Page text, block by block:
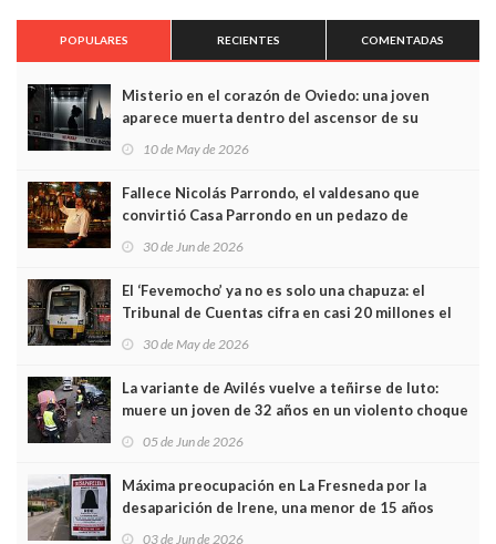
POPULARES RECIENTES COMENTADAS
Misterio en el corazón de Oviedo: una joven
aparece muerta dentro del ascensor de su
edificio y las cámaras captan sus últimos minutos
10 de May de 2026
Fallece Nicolás Parrondo, el valdesano que
convirtió Casa Parrondo en un pedazo de
Asturias en Madrid
30 de Jun de 2026
El ‘Fevemocho’ ya no es solo una chapuza: el
Tribunal de Cuentas cifra en casi 20 millones el
sobrecoste de los trenes que no cabían por los
30 de May de 2026
La variante de Avilés vuelve a teñirse de luto:
muere un joven de 32 años en un violento choque
frontal
05 de Jun de 2026
Máxima preocupación en La Fresneda por la
desaparición de Irene, una menor de 15 años
03 de Jun de 2026